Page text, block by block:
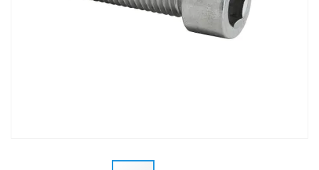
ons voorop, want we geloven dat een